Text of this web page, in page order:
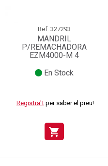
Ref. 327293
MANDRIL
P/REMACHADORA
EZM4000-M 4
En Stock
Registra't per saber el preu!
shopping_cart